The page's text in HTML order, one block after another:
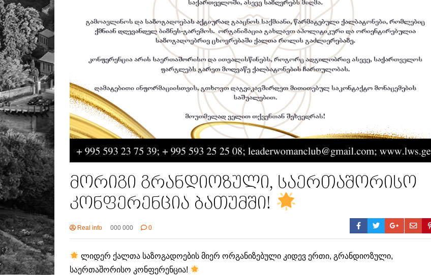
მორიგი გრანდიოზული, საერთაშორისო
კონფერენცია ბათუმში!
Real info 000 000 0
ლიდერ ქალთა საზოგადოების მიერ ორგანიზებული კიდევ ერთი, გრანდიოზული,
საერთაშორისო კონფერენცია!